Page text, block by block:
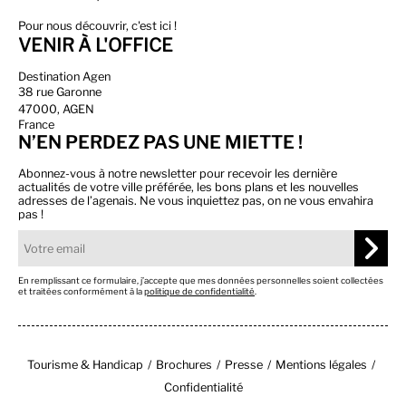
Pour nous découvrir, c'est ici !
VENIR À L'OFFICE
Destination Agen
38 rue Garonne
47000, AGEN
France
N’EN PERDEZ PAS UNE MIETTE !
Abonnez-vous à notre newsletter pour recevoir les dernière
actualités de votre ville préférée, les bons plans et les nouvelles
adresses de l’agenais. Ne vous inquiettez pas, on ne vous envahira
pas !
En remplissant ce formulaire, j’accepte que mes données personnelles soient collectées
et traitées conformément à lapolitique de confidentialité
Tourisme & Handicap Brochures Presse
Mentions légales
Confidentialité